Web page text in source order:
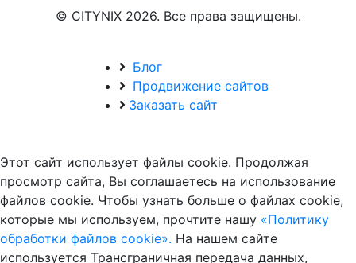
© CITYNIX 2026. Все права защищены.
Блог
Продвижение сайтов
Заказать сайт
Этот сайт использует файлы cookie. Продолжая
просмотр сайта, Вы соглашаетесь на использование
файлов cookie. Чтобы узнать больше о файлах cookie,
которые мы используем, прочтите нашу «Политику
обработки файлов cookie». На нашем сайте
используется Трансграничная передача данных,